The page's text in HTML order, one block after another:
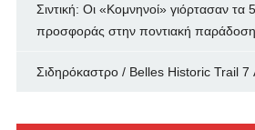
Σιντική: Οι «Κομνηνοί» γιόρτασαν τα
προσφοράς στην ποντιακή παράδοση
Σιδηρόκαστρο / Belles Historic Trail 7